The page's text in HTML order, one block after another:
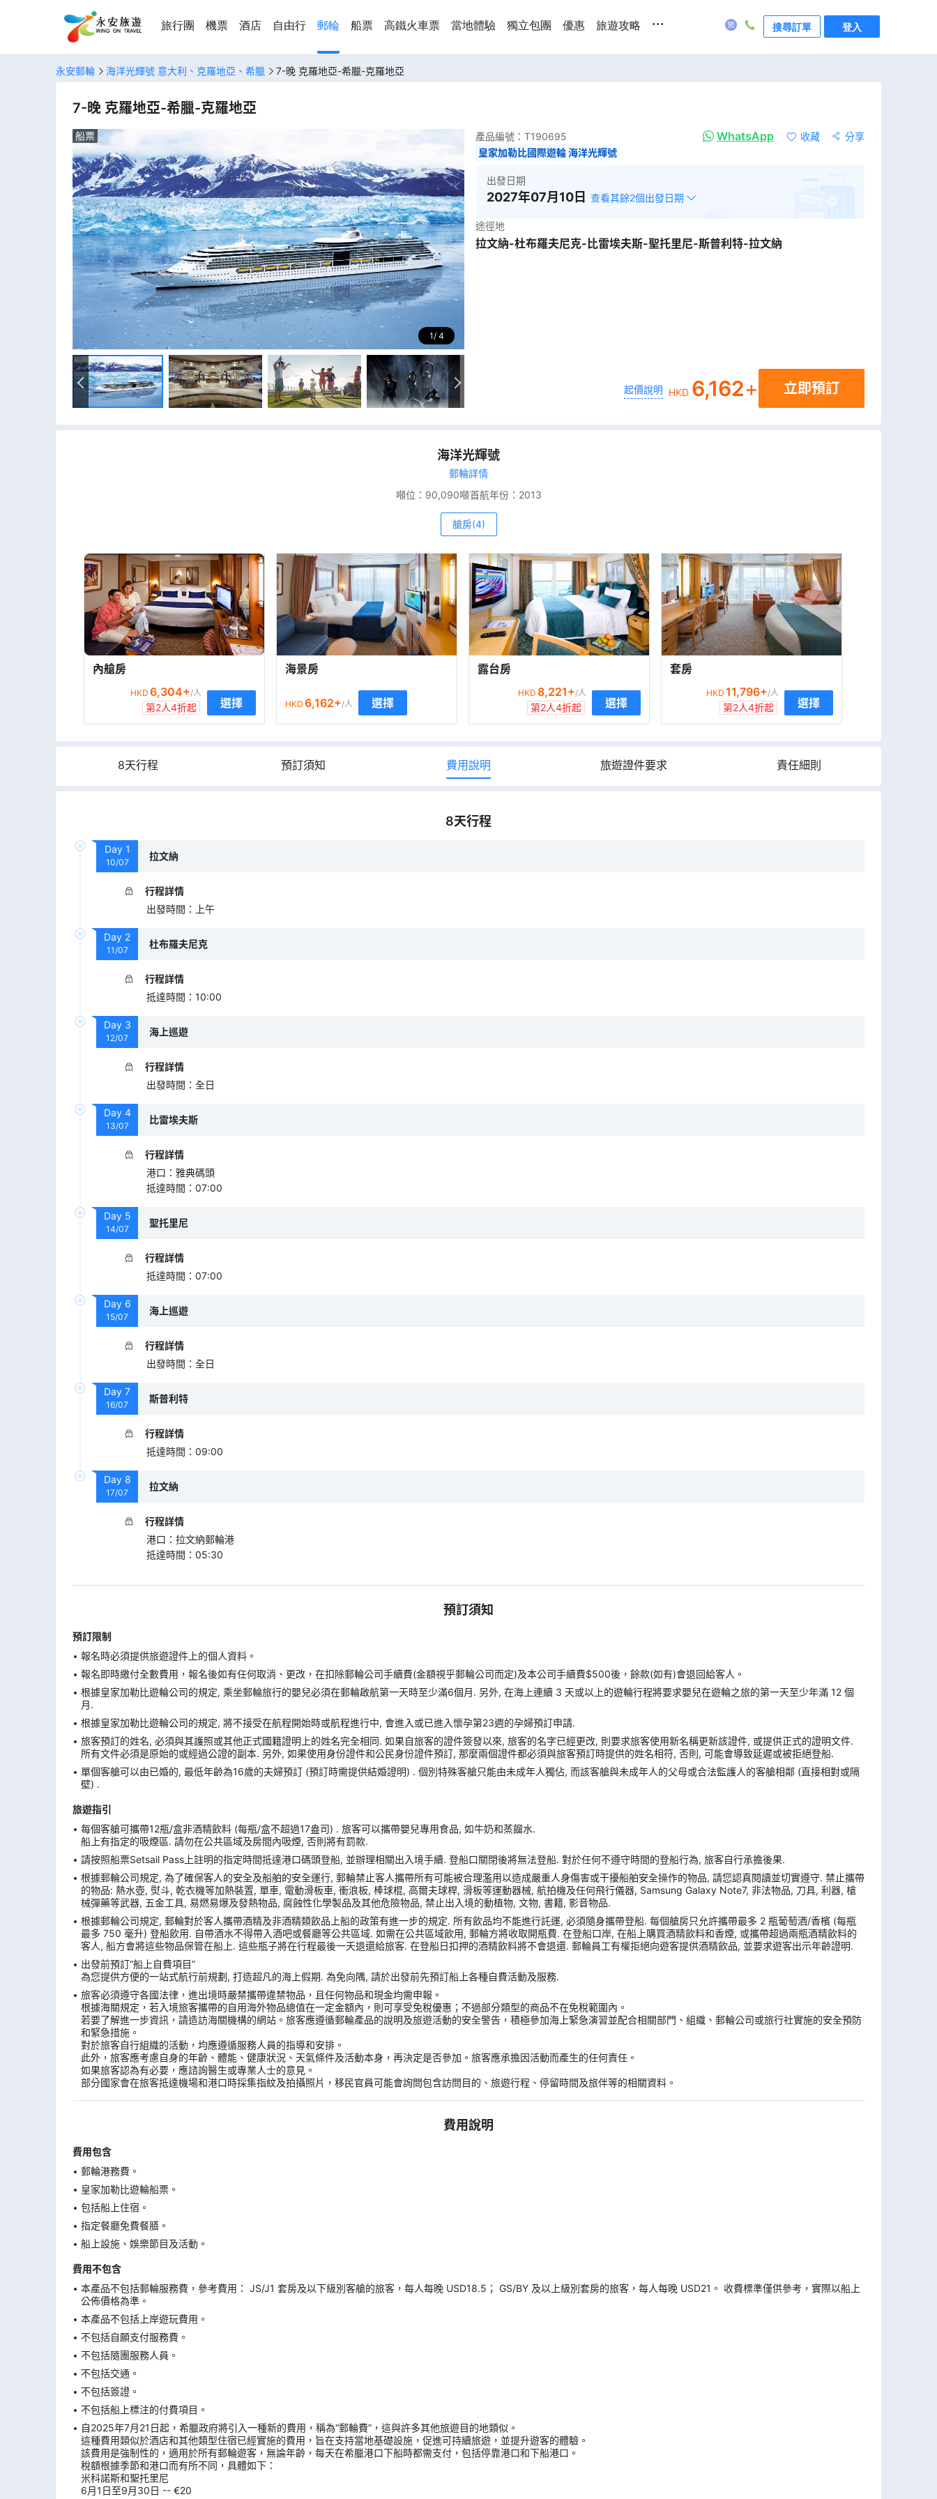
旅行團 機票 酒店 自由行 郵輪 船票 高鐵火車票 當地體驗 獨立包團 優惠 旅遊攻略 ... 搜尋訂單 登入
永安郵輪 海洋光輝號 意大利、克羅地亞、希臘 7-晚 克羅地亞-希臘-克羅地亞
7-晚 克羅地亞-希臘-克羅地亞
1 4
船票 產品編號： T190695 WhatsApp 收藏
分享
皇家加勒比國際遊輪 海洋光輝號
出發日期
2027年07月10日 查看其餘2個出發日期
途徑地
拉文納-杜布羅夫尼克-比雷埃夫斯-聖托里尼-斯普利特-拉文納
起價說明 HKD 6,162+ 立即預訂
海洋光輝號
郵輪詳情
噸位： 90,090噸首航年份： 2013
艙房(4)
內艙房
HKD 6,304+/人
第2人4折起 選擇
海景房
HKD 6,162+/人 選擇
露台房
HKD 8,221+/人
第2人4折起 選擇
套房
HKD 11,796+/人
第2人4折起 選擇
8天行程 預訂須知 費用說明 旅遊證件要求 責任細則
8天行程
Day 1
10/07
拉文納
行程詳情
出發時間 ： 上午
Day 2
11/07
杜布羅夫尼克
行程詳情
抵達時間 ： 10:00
Day 3
12/07
海上巡遊
行程詳情
出發時間 ： 全日
Day 4
13/07
比雷埃夫斯
行程詳情
港口 ： 雅典碼頭
抵達時間 ： 07:00
Day 5
14/07
聖托里尼
行程詳情
抵達時間 ： 07:00
Day 6
15/07
海上巡遊
行程詳情
出發時間 ： 全日
Day 7
16/07
斯普利特
行程詳情
抵達時間 ： 09:00
Day 8
17/07
拉文納
行程詳情
港口 ： 拉文納郵輪港
抵達時間 ： 05:30
預訂須知
預訂限制
報名時必須提供旅遊證件上的個人資料。
報名即時繳付全數費用，報名後如有任何取消、更改，在扣除郵輪公司手續費(金額視乎郵輪公司而定)及本公司手續費$500後，餘款(如有)會退回給客人。
根據皇家加勒比遊輪公司的規定, 乘坐郵輪旅行的嬰兒必須在郵輪啟航第一天時至少滿6個月. 另外, 在海上連續 3 天或以上的遊輪行程將要求嬰兒在遊輪之旅的第一天至少年滿 12 個
月.
根據皇家加勒比遊輪公司的規定, 將不接受在航程開始時或航程進行中, 會進入或已進入懷孕第23週的孕婦預訂申請.
旅客預訂的姓名, 必須與其護照或其他正式國籍證明上的姓名完全相同. 如果自旅客的證件簽發以來, 旅客的名字已經更改, 則要求旅客使用新名稱更新該證件, 或提供正式的證明文件.
所有文件必須是原始的或經過公證的副本. 另外, 如果使用身份證件和公民身份證件預訂, 那麼兩個證件都必須與旅客預訂時提供的姓名相符, 否則, 可能會導致延遲或被拒絕登船.
單個客艙可以由已婚的, 最低年齡為16歲的夫婦預訂 (預訂時需提供結婚證明) . 個別特殊客艙只能由未成年人獨佔, 而該客艙與未成年人的父母或合法監護人的客艙相鄰 (直接相對或隔
壁) .
旅遊指引
每個客艙可攜帶12瓶/盒非酒精飲料 (每瓶/盒不超過17盎司) . 旅客可以攜帶嬰兒專用食品, 如牛奶和蒸餾水.
船上有指定的吸煙區. 請勿在公共區域及房間內吸煙, 否則將有罰款.
請按照船票Setsail Pass上註明的指定時間抵達港口碼頭登船, 並辦理相關出入境手續. 登船口關閉後將無法登船. 對於任何不遵守時間的登船行為, 旅客自行承擔後果.
根據郵輪公司規定, 為了確保客人的安全及船舶的安全運行, 郵輪禁止客人攜帶所有可能被合理濫用以造成嚴重人身傷害或干擾船舶安全操作的物品, 請您認真閱讀並切實遵守. 禁止攜帶
的物品: 熱水壺, 熨斗, 乾衣機等加熱裝置, 單車, 電動滑板車, 衝浪板, 棒球棍, 高爾夫球桿, 滑板等運動器械, 航拍機及任何飛行儀器, Samsung Galaxy Note7, 非法物品, 刀具, 利器, 槍
械彈藥等武器, 五金工具, 易燃易爆及發熱物品, 腐蝕性化學製品及其他危險物品, 禁止出入境的動植物, 文物, 書籍, 影音物品.
根據郵輪公司規定, 郵輪對於客人攜帶酒精及非酒精類飲品上船的政策有進一步的規定. 所有飲品均不能進行託運, 必須隨身攜帶登船. 每個艙房只允許攜帶最多 2 瓶葡萄酒/香檳 (每瓶
最多 750 毫升) 登船飲用. 自帶酒水不得帶入酒吧或餐廳等公共區域. 如需在公共區域飲用, 郵輪方將收取開瓶費. 在登船口岸, 在船上購買酒精飲料和香煙, 或攜帶超過兩瓶酒精飲料的
客人, 船方會將這些物品保管在船上. 這些瓶子將在行程最後一天退還給旅客. 在登船日扣押的酒精飲料將不會退還. 郵輪員工有權拒絕向遊客提供酒精飲品, 並要求遊客出示年齡證明.
出發前預訂“船上自費項目”
為您提供方便的一站式航行前規劃, 打造超凡的海上假期. 為免向隅, 請於出發前先預訂船上各種自費活動及服務.
旅客必須遵守各國法律，進出境時嚴禁攜帶違禁物品，且任何物品和現金均需申報。
根據海關規定，若入境旅客攜帶的自用海外物品總值在一定金額內，則可享受免稅優惠；不過部分類型的商品不在免稅範圍內。
若要了解進一步資訊，請造訪海關機構的網站。旅客應遵循郵輪產品的說明及旅遊活動的安全警告，積極參加海上緊急演習並配合相關部門、組織、郵輪公司或旅行社實施的安全預防
和緊急措施。
對於旅客自行組織的活動，均應遵循服務人員的指導和安排。
此外，旅客應考慮自身的年齡、體能、健康狀況、天氣條件及活動本身，再決定是否參加。旅客應承擔因活動而產生的任何責任。
如果旅客認為有必要，應諮詢醫生或專業人士的意見。
部分國家會在旅客抵達機場和港口時採集指紋及拍攝照片，移民官員可能會詢問包含訪問目的、旅遊行程、停留時間及旅伴等的相關資料。
費用說明
費用包含
郵輪港務費。
皇家加勒比遊輪船票。
包括船上住宿。
指定餐廳免費餐膳。
船上設施、娛樂節目及活動。
費用不包含
本產品不包括郵輪服務費，參考費用： JS/J1 套房及以下級別客艙的旅客，每人每晚 USD18.5； GS/BY 及以上級別套房的旅客，每人每晚 USD21。 收費標準僅供參考，實際以船上
公佈價格為準。
本產品不包括上岸遊玩費用。
不包括自願支付服務費。
不包括隨團服務人員。
不包括交通。
不包括簽證。
不包括船上標注的付費項目。
自2025年7月21日起，希臘政府將引入一種新的費用，稱為“郵輪費”，這與許多其他旅遊目的地類似。
這種費用類似於酒店和其他類型住宿已經實施的費用，旨在支持當地基礎設施，促進可持續旅遊，並提升遊客的體驗。
該費用是強制性的，適用於所有郵輪遊客，無論年齡，每天在希臘港口下船時都需支付，包括停靠港口和下船港口。
稅額根據季節和港口而有所不同，具體如下：
米科諾斯和聖托里尼
6月1日至9月30日 -- €20